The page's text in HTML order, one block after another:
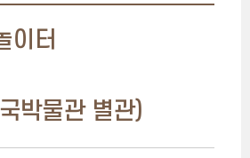
이터
박물관 별관)